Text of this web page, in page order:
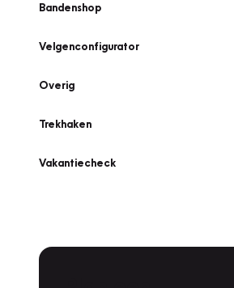
Bandenshop
Velgenconfigurator
Overig
Trekhaken
Vakantiecheck